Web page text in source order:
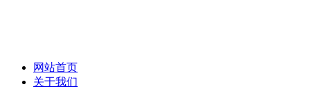
网站首页
关于我们